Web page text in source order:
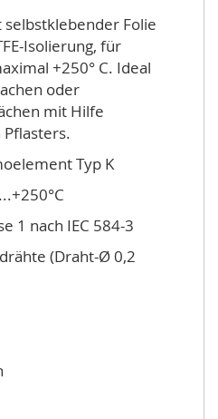
Folie
Isolierung, für
+250° C. Ideal
oder
mit Hilfe
Typ K
1 nach IEC 584-3
(Draht-Ø 0,2